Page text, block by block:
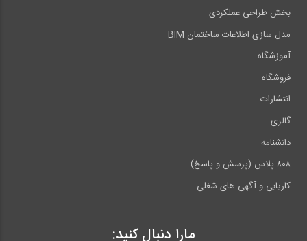
بخش طراحی عملکردی
مدل سازی اطلاعات ساختمان BIM
آموزشگاه
فروشگاه
انتشارات
گالری
دانشنامه
۸۰۸ پلاس (پرسش و پاسخ)
کاریابی و آگهی های شغلی
مارا دنبال کنید: